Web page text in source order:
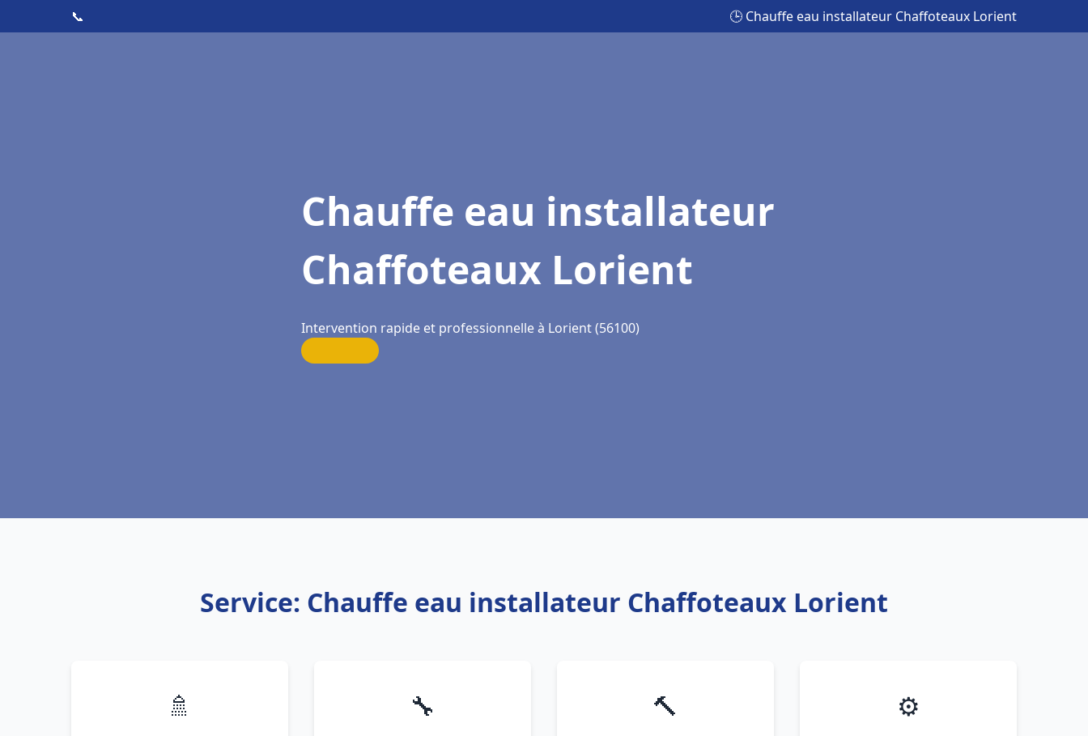
📞 🕒 Chauffe eau installateur Chaffoteaux Lorient
Chauffe eau installateur
Chaffoteaux Lorient
Intervention rapide et professionnelle à Lorient (56100)
Service: Chauffe eau installateur Chaffoteaux Lorient
🚿 🔧 🔨 ⚙️